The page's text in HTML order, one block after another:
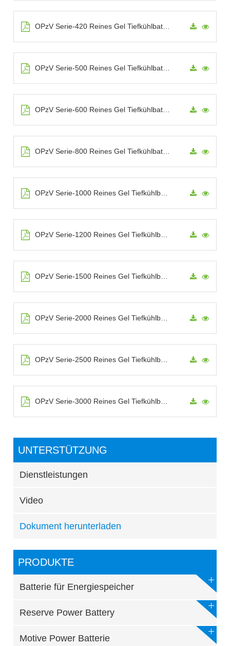
OPzV Serie-420 Reines Gel Tiefkühlbatterie
OPzV Serie-500 Reines Gel Tiefkühlbatterie
OPzV Serie-600 Reines Gel Tiefkühlbatterie
OPzV Serie-800 Reines Gel Tiefkühlbatterie
OPzV Serie-1000 Reines Gel Tiefkühlbatterie
OPzV Serie-1200 Reines Gel Tiefkühlbatterie
OPzV Serie-1500 Reines Gel Tiefkühlbatterie
OPzV Serie-2000 Reines Gel Tiefkühlbatterie
OPzV Serie-2500 Reines Gel Tiefkühlbatterie
OPzV Serie-3000 Reines Gel Tiefkühlbatterie
UNTERSTÜTZUNG
Dienstleistungen
Video
Dokument herunterladen
PRODUKTE
Batterie für Energiespeicher
Reserve Power Battery
Motive Power Batterie